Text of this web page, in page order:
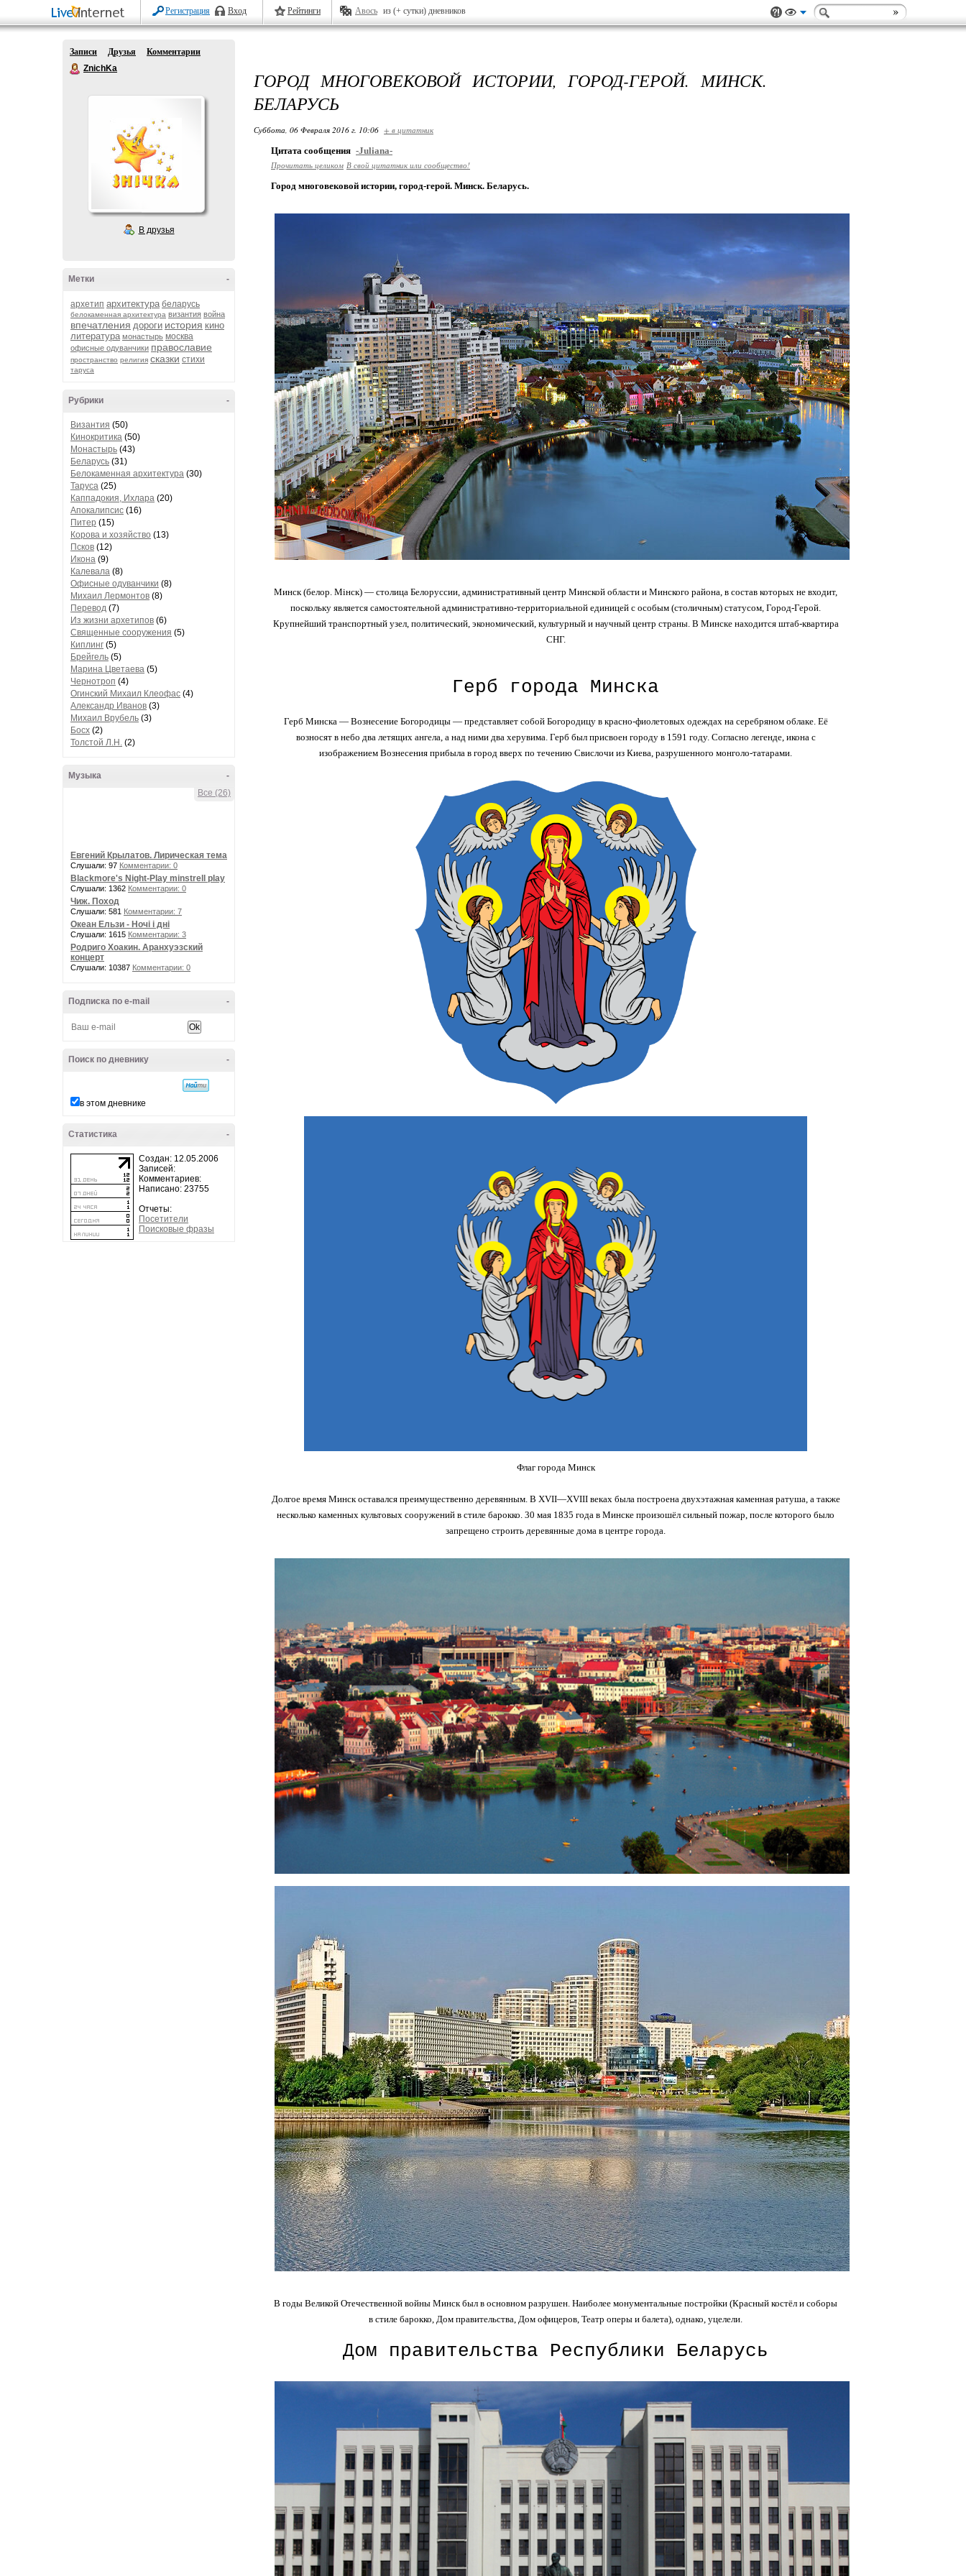
Регистрация Вход Рейтинги Авось из (+ сутки) дневников
Записи Друзья
Комментарии
ZnichKa
В друзья
-
Метки
архетип архитектура беларусь
белокаменная архитектура византия война
впечатления дороги история кино
литература монастырь москва
офисные одуванчики православие
пространство религия сказки стихи
таруса
-
Рубрики
Византия (50)
Кинокритика (50)
Монастырь (43)
Беларусь (31)
Белокаменная архитектура (30)
Таруса (25)
Каппадокия, Ихлара (20)
Апокалипсис (16)
Питер (15)
Корова и хозяйство (13)
Псков (12)
Икона (9)
Калевала (8)
Офисные одуванчики (8)
Михаил Лермонтов (8)
Перевод (7)
Из жизни архетипов (6)
Священные сооружения (5)
Киплинг (5)
Брейгель (5)
Марина Цветаева (5)
Чернотроп (4)
Огинский Михаил Клеофас (4)
Александр Иванов (3)
Михаил Врубель (3)
Босх (2)
Толстой Л.Н. (2)
-
Музыка
Все (26)
Евгений Крылатов. Лирическая тема
Слушали: 97 Комментарии: 0
Blackmore's Night-Play minstrell play
Слушали: 1362 Комментарии: 0
Чиж. Поход
Слушали: 581 Комментарии: 7
Океан Ельзи - Ночі і дні
Слушали: 1615 Комментарии: 3
Родриго Хоакин. Аранхуэзский
концерт
Слушали: 10387 Комментарии: 0
-
Подписка по e-mail
-
Поиск по дневнику
в этом дневнике
-
Статистика
Создан: 12.05.2006
Записей:
Комментариев:
Написано: 23755
Отчеты:
Посетители
Поисковые фразы
ГОРОД МНОГОВЕКОВОЙ ИСТОРИИ, ГОРОД-ГЕРОЙ. МИНСК.
БЕЛАРУСЬ
Суббота, 06 Февраля 2016 г. 10:06 + в цитатник
Цитата сообщения -Juliana-
Прочитать целиком В свой цитатник или сообщество!
Город многовековой истории, город-герой. Минск. Беларусь.
Минск (белор. Мінск) — столица Белоруссии, административный центр Минской области и Минского района, в состав которых не входит,
поскольку является самостоятельной административно-территориальной единицей с особым (столичным) статусом, Город-Герой.
Крупнейший транспортный узел, политический, экономический, культурный и научный центр страны. В Минске находится штаб-квартира
СНГ.
Герб города Минска
Герб Минска — Вознесение Богородицы — представляет собой Богородицу в красно-фиолетовых одеждах на серебряном облаке. Её
возносят в небо два летящих ангела, а над ними два херувима. Герб был присвоен городу в 1591 году. Согласно легенде, икона с
изображением Вознесения прибыла в город вверх по течению Свислочи из Киева, разрушенного монголо-татарами.
Флаг города Минск
Долгое время Минск оставался преимущественно деревянным. В XVII—XVIII веках была построена двухэтажная каменная ратуша, а также
несколько каменных культовых сооружений в стиле барокко. 30 мая 1835 года в Минске произошёл сильный пожар, после которого было
запрещено строить деревянные дома в центре города.
В годы Великой Отечественной войны Минск был в основном разрушен. Наиболее монументальные постройки (Красный костёл и соборы
в стиле барокко, Дом правительства, Дом офицеров, Театр оперы и балета), однако, уцелели.
Дом правительства Республики Беларусь